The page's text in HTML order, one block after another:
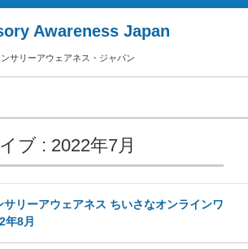
Awareness Japan
サリーアウェアネス・ジャパン
ブ : 2022年7月
サリーアウェアネス ちいさなオンラインワ
年8月